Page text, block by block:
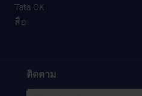
Tata OK
สื่อ
ติดตาม